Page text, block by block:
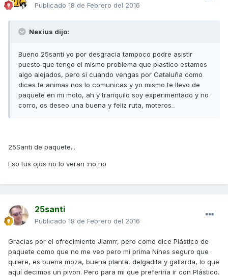
Publicado 18 de Febrero del 2016
Nexius dijo:
Bueno 25santi yo por desgracia tampoco podre asistir
puesto que tengo el mismo problema que plastico estamos
algo alejados, pero si cuando vengas por Cataluña como
dices te animas nos lo comunicas y yo mismo te llevo de
paquete en mi moto, ah y tranquilo soy experimentado y no
corro, os deseo una buena y feliz ruta, moteros_
25Santi de paquete...
Eso tus ojos no lo veran :no no
25santi
Publicado 18 de Febrero del 2016
Gracias por el ofrecimiento Jlamrr, pero como dice Plástico de
paquete como que no me veo pero mi prima Nines seguro que
quiere, es buena moza, buena planta, delgadita y gallarda, lo que
aquí decimos un pivon. Pero para mi que preferiría ir con Plástico.